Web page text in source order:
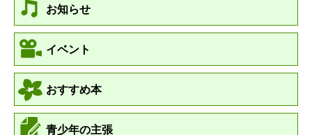
お知らせ
イベント
おすすめ本
青少年の主張